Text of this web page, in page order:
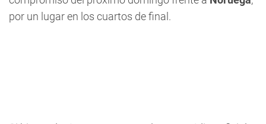
por un lugar en los cuartos de final.